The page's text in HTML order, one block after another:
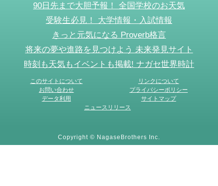
90日先まで大胆予報！ 全国学校のお天気
受験生必見！ 大学情報・入試情報
きっと元気になる Proverb格言
将来の夢や進路を見つけよう 未来発見サイト
時刻も天気もイベントも掲載! ナガセ世界時計
このサイトについて
リンクについて
お問い合わせ
プライバシーポリシー
データ利用
サイトマップ
ニュースリリース
Copyright © NagaseBrothers Inc.